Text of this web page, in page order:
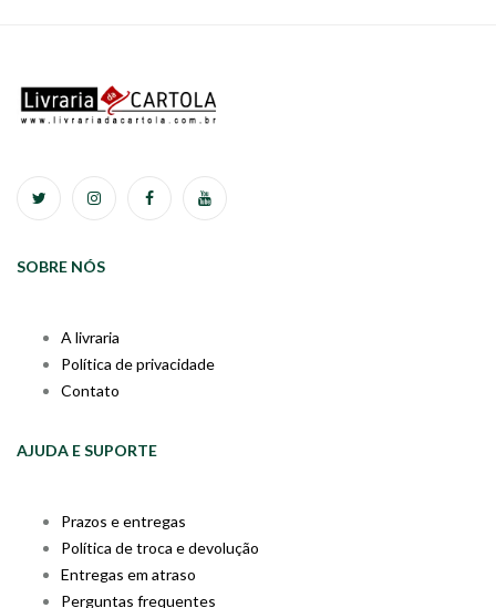
SOBRE NÓS
A livraria
Política de privacidade
Contato
AJUDA E SUPORTE
Prazos e entregas
Política de troca e devolução
Entregas em atraso
Perguntas frequentes